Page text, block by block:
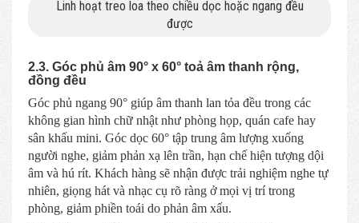
Linh hoạt treo loa theo chiều dọc hoặc ngang đều
được
2.3. Góc phủ âm 90° x 60° toả âm thanh rộng,
đồng đều
Góc phủ ngang 90° giúp âm thanh lan tỏa đều trong các
không gian hình chữ nhật như phòng họp, quán cafe hay
sân khấu mini. Góc dọc 60° tập trung âm lượng xuống
người nghe, giảm phản xạ lên trần, hạn chế hiện tượng dội
âm và hú rít. Khách hàng sẽ nhận được trải nghiệm nghe tự
nhiên, giọng hát và nhạc cụ rõ ràng ở mọi vị trí trong
phòng, giảm phiền toái do phản âm xấu.